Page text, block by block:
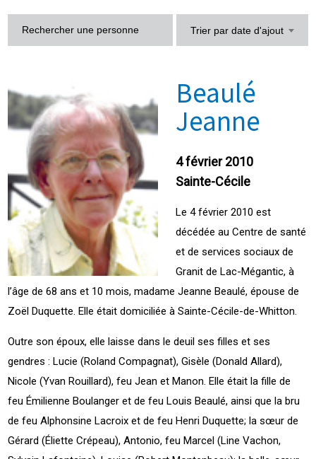
Trier par date d'ajout
Beaulé
Jeanne
4 février 2010
Sainte-Cécile
Le 4 février 2010 est
décédée au Centre de santé
et de services sociaux de
Granit de Lac-Mégantic, à
l’âge de 68 ans et 10 mois, madame Jeanne Beaulé, épouse de
Zoël Duquette. Elle était domiciliée à Sainte-Cécile-de-Whitton.
Outre son époux, elle laisse dans le deuil ses filles et ses
gendres : Lucie (Roland Compagnat), Gisèle (Donald Allard),
Nicole (Yvan Rouillard), feu Jean et Manon. Elle était la fille de
feu Émilienne Boulanger et de feu Louis Beaulé, ainsi que la bru
de feu Alphonsine Lacroix et de feu Henri Duquette; la sœur de
Gérard (Éliette Crépeau), Antonio, feu Marcel (Line Vachon,